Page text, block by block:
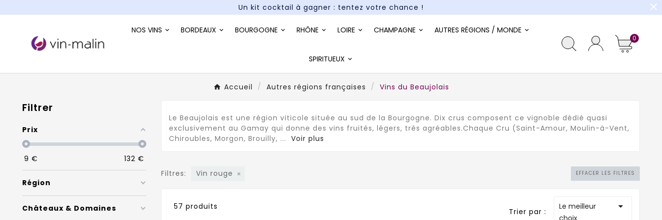
Paiement en 3X et 4X sans frais*
close
NOS VINS BORDEAUX BOURGOGNE RHÔNE LOIRE CHAMPAGNE AUTRES RÉGIONS / MONDE
SPIRITUEUX
0
Accueil Autres régions françaises Vins du Beaujolais
Filtrer
Prix
9 € 132 €
Région
Châteaux & Domaines
Le Beaujolais est une région viticole située au sud de la Bourgogne. Dix crus composent ce vignoble dédié quasi
exclusivement au Gamay qui donne des vins fruités, légers, très agréables.Chaque Cru (Saint-Amour, Moulin-à-Vent,
Chiroubles, Morgon, Brouilly, ...Voir plus
Filtres: EFFACER LES FILTRES
Vin rouge
57 produits
Trier par :
Le meilleur
choix
